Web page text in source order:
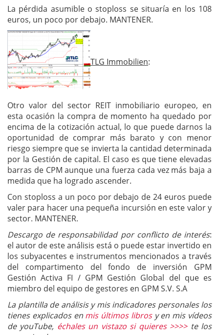
La pérdida asumible o stoploss se situaría en los 108
euros, un poco por debajo. MANTENER.
TLG Immobilien:
Otro valor del sector REIT inmobiliario europeo, en
esta ocasión la compra de momento ha quedado por
encima de la cotización actual, lo que puede darnos la
oportunidad de comprar más barato y con menor
riesgo siempre que se invierta la cantidad determinada
por la Gestión de capital. El caso es que tiene elevadas
barras de CPM aunque una fuerza cada vez más baja a
medida que ha logrado ascender.
Con stoploss a un poco por debajo de 24 euros puede
valer para hacer una pequeña incursión en este valor y
sector. MANTENER.
Descargo de responsabilidad por conflicto de interés:
el autor de este análisis está o puede estar invertido en
los subyacentes e instrumentos mencionados a través
del compartimento del fondo de inversión GPM
Gestión Activa FI / GPM Gestión Global del que es
miembro del equipo de gestores en GPM S.V. S.A
La plantilla de análisis y mis indicadores personales los
tienes explicados en mis últimos librosy en mis vídeos
de youTube, échales un vistazo si quieres >>>>te los